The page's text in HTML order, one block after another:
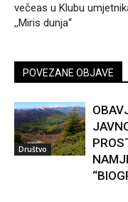
večeas u Klubu
,,Miris dunja“
POVEZANE OBJAVE
Društvo